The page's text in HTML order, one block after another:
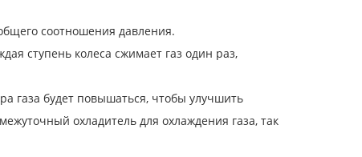
соотношения давления.
ступень колеса сжимает газ один раз,
газа будет повышаться, чтобы улучшить
охладитель для охлаждения газа, так